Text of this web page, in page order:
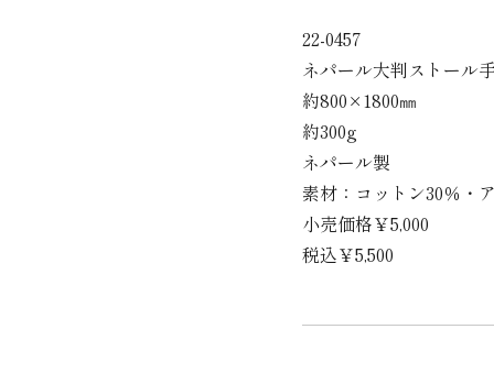
22-0457
ネパール大判ストール
約800×1800㎜
約300g
ネパール製
素材：コットン30％・
小売価格￥5,000
税込￥5,500